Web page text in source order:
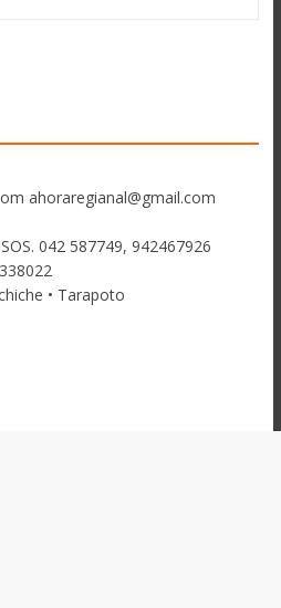
ahoraregianal@gmail.com
042 587749, 942467926
• Tarapoto